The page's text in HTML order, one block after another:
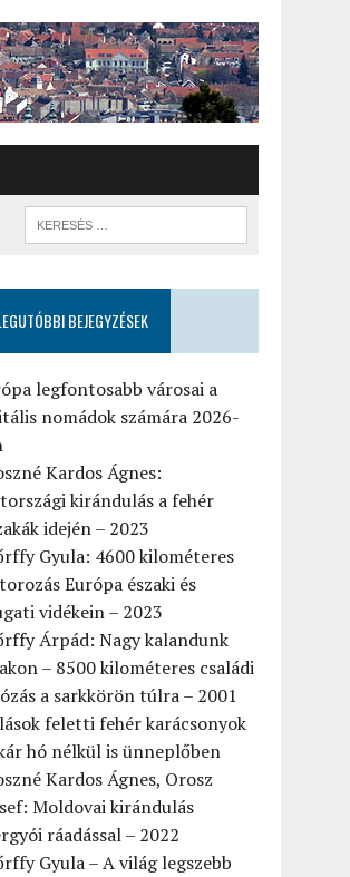
BEJEGYZÉSEK
legfontosabb városai a
nomádok számára 2026-
Kardos Ágnes:
kirándulás a fehér
idején – 2023
Gyula: 4600 kilométeres
Európa északi és
vidékein – 2023
Árpád: Nagy kalandunk
– 8500 kilométeres családi
a sarkkörön túlra – 2001
feletti fehér karácsonyok
hó nélkül is ünneplőben
Kardos Ágnes, Orosz
Moldovai kirándulás
ráadással – 2022
Gyula – A világ legszebb